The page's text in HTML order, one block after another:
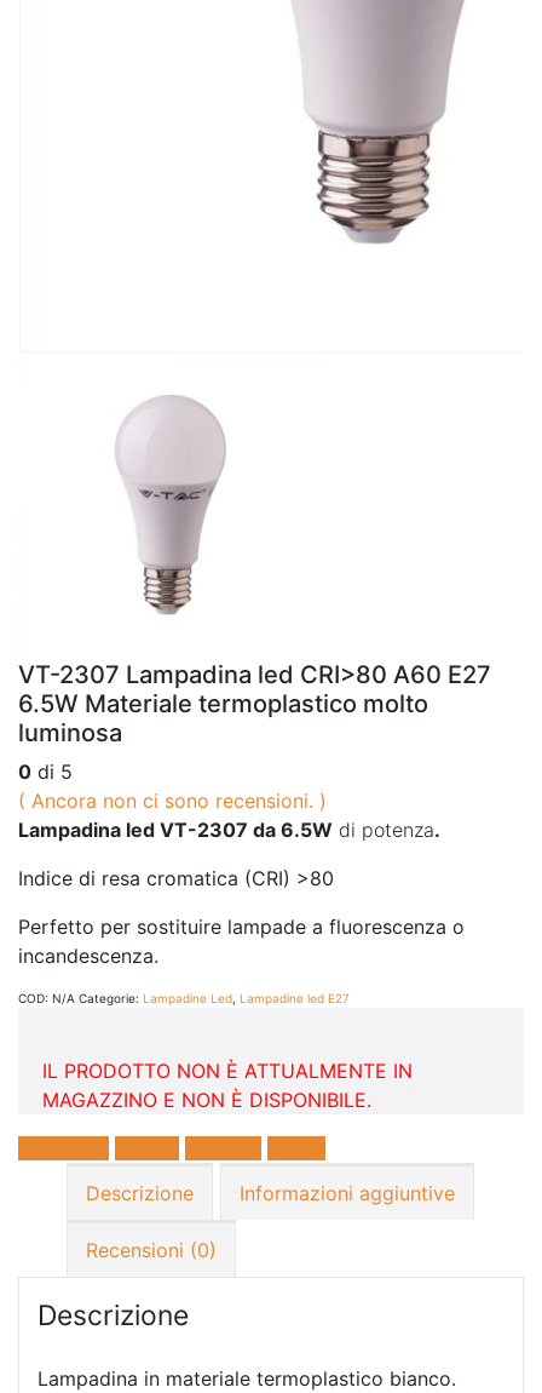
VT-2307 Lampadina led CRI>80 A60 E27
6.5W Materiale termoplastico molto
luminosa
0 di 5
( Ancora non ci sono recensioni. )
Lampadina led VT-2307 da 6.5W di potenza.
Indice di resa cromatica (CRI) >80
Perfetto per sostituire lampade a fluorescenza o
incandescenza.
COD: N/A Categorie: Lampadine Led Lampadine led E27
IL PRODOTTO NON È ATTUALMENTE IN
MAGAZZINO E NON È DISPONIBILE.
Descrizione
Informazioni aggiuntive
Recensioni (0)
Descrizione
Lampadina in materiale termoplastico bianco.